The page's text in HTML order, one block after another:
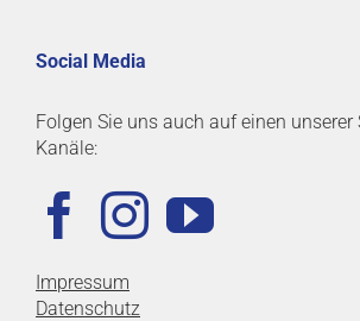
Social Media
Folgen Sie uns auch auf einen unserer
Kanäle:
Impressum
Datenschutz